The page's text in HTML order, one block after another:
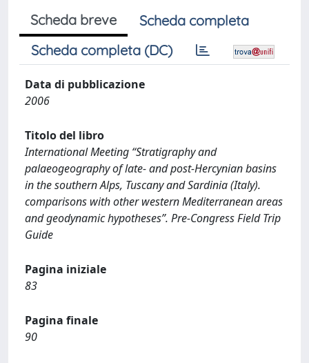
Scheda breve
Scheda completa
Scheda completa (DC)
Data di pubblicazione
2006
Titolo del libro
International Meeting “Stratigraphy and
palaeogeography of late- and post-Hercynian basins
in the southern Alps, Tuscany and Sardinia (Italy).
comparisons with other western Mediterranean areas
and geodynamic hypotheses”. Pre-Congress Field Trip
Guide
Pagina iniziale
83
Pagina finale
90